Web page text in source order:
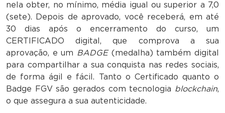
nela obter, no mínimo, média igual ou superior a 7,0
(sete). Depois de aprovado, você receberá, em até
30 dias após o encerramento do curso, um
CERTIFICADO digital, que comprova a sua
aprovação, e um
BADGE (medalha) também digital
para compartilhar a sua conquista nas redes sociais,
de forma ágil e fácil. Tanto o Certificado quanto o
Badge FGV são gerados com tecnologia blockchain,
o que assegura a sua autenticidade.